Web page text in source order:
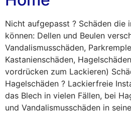
Nicht aufgepasst ? Schäden die
können: Dellen und Beulen
Vandalismusschäden,
Kastanienschäden,
vordrücken zum Lackieren)
Hagelschäden ? Lackierfreie
das Blech in vielen Fällen, bei
und Vandalismusschäden in